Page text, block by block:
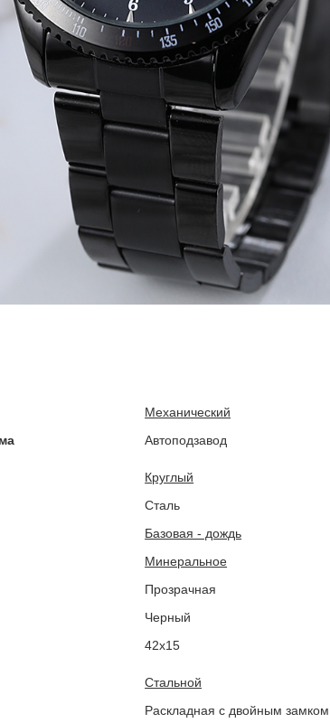
Механический
Автоподзавод
Круглый
Сталь
Базовая - дождь
Минеральное
Прозрачная
Черный
42х15
Стальной
Раскладная с двойным замком